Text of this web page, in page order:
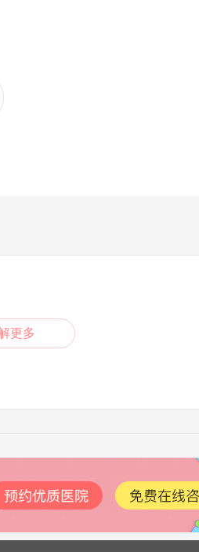
更多